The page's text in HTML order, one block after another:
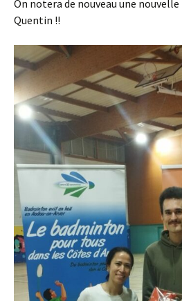
On notera de nouveau une
Quentin !!